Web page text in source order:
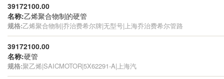
39172100.00
名称:乙烯聚合物制的硬管
规格:乙烯聚合物制|乔治费希尔牌|无型号|上海乔治费希尔管路
39172100.00
名称:硬管
规格:聚乙烯|SAICMOTOR|5X62291-A|上海汽